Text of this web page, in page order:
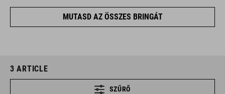
MUTASD AZ ÖSSZES BRINGÁT
3 ARTICLE
SZŰRŐ